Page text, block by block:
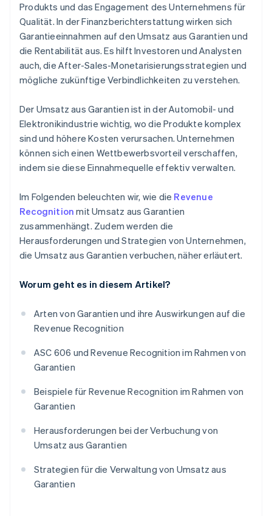
Produkts und das Engagement des Unternehmens für
Qualität. In der Finanzberichterstattung wirken sich
Garantieeinnahmen auf den Umsatz aus Garantien und
die Rentabilität aus. Es hilft Investoren und Analysten
auch, die After-Sales-Monetarisierungsstrategien und
mögliche zukünftige Verbindlichkeiten zu verstehen.
Der Umsatz aus Garantien ist in der Automobil- und
Elektronikindustrie wichtig, wo die Produkte komplex
sind und höhere Kosten verursachen. Unternehmen
können sich einen Wettbewerbsvorteil verschaffen,
indem sie diese Einnahmequelle effektiv verwalten.
Im Folgenden beleuchten wir, wie die Revenue
Recognition mit Umsatz aus Garantien
zusammenhängt. Zudem werden die
Herausforderungen und Strategien von Unternehmen,
die Umsatz aus Garantien verbuchen, näher erläutert.
Worum geht es in diesem Artikel?
Arten von Garantien und ihre Auswirkungen auf die
Revenue Recognition
ASC 606 und Revenue Recognition im Rahmen von
Garantien
Beispiele für Revenue Recognition im Rahmen von
Garantien
Herausforderungen bei der Verbuchung von
Umsatz aus Garantien
Strategien für die Verwaltung von Umsatz aus
Garantien